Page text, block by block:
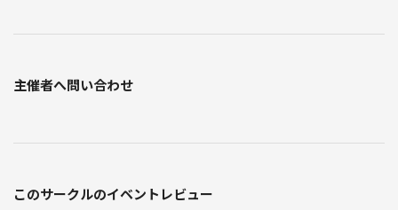
主催者へ問い合わせ
このサークルのイベントレビュー